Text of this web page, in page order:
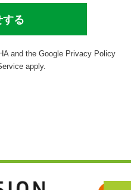
and the Google Privacy Policy
apply.